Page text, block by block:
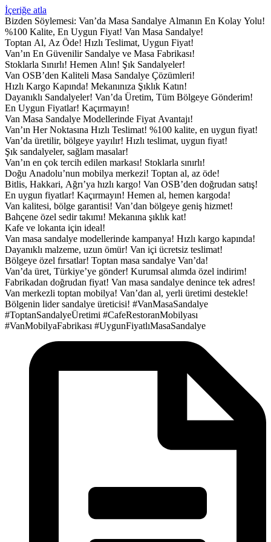
İçeriğe atla
Bizden Söylemesi: Van’da Masa Sandalye Almanın En Kolay Yolu!
%100 Kalite, En Uygun Fiyat! Van Masa Sandalye!
Toptan Al, Az Öde! Hızlı Teslimat, Uygun Fiyat!
Van’ın En Güvenilir Sandalye ve Masa Fabrikası!
Stoklarla Sınırlı! Hemen Alın! Şık Sandalyeler!
Van OSB’den Kaliteli Masa Sandalye Çözümleri!
Hızlı Kargo Kapında! Mekanınıza Şıklık Katın!
Dayanıklı Sandalyeler! Van’da Üretim, Tüm Bölgeye Gönderim!
En Uygun Fiyatlar! Kaçırmayın!
Van Masa Sandalye Modellerinde Fiyat Avantajı!
Van’ın Her Noktasına Hızlı Teslimat! %100 kalite, en uygun fiyat!
Van’da üretilir, bölgeye yayılır! Hızlı teslimat, uygun fiyat!
Şık sandalyeler, sağlam masalar!
Van’ın en çok tercih edilen markası! Stoklarla sınırlı!
Doğu Anadolu’nun mobilya merkezi! Toptan al, az öde!
Bitlis, Hakkari, Ağrı’ya hızlı kargo! Van OSB’den doğrudan satış!
En uygun fiyatlar! Kaçırmayın! Hemen al, hemen kargoda!
Van kalitesi, bölge garantisi! Van’dan bölgeye geniş hizmet!
Bahçene özel sedir takımı! Mekanına şıklık kat!
Kafe ve lokanta için ideal!
Van masa sandalye modellerinde kampanya! Hızlı kargo kapında!
Dayanıklı malzeme, uzun ömür! Van içi ücretsiz teslimat!
Bölgeye özel fırsatlar! Toptan masa sandalye Van’da!
Van’da üret, Türkiye’ye gönder! Kurumsal alımda özel indirim!
Fabrikadan doğrudan fiyat! Van masa sandalye denince tek adres!
Van merkezli toptan mobilya! Van’dan al, yerli üretimi destekle!
Bölgenin lider sandalye üreticisi! #VanMasaSandalye
#ToptanSandalyeÜretimi #CafeRestoranMobilyası
#VanMobilyaFabrikası #UygunFiyatlıMasaSandalye